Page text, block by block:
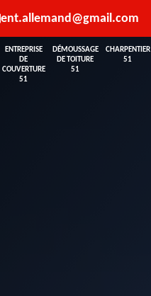
ent.allemand@gmail.com
ENTREPRISE
DE
COUVERTURE
51
DÉMOUSSAGE
DE TOITURE
51
CHARPENTIER
51